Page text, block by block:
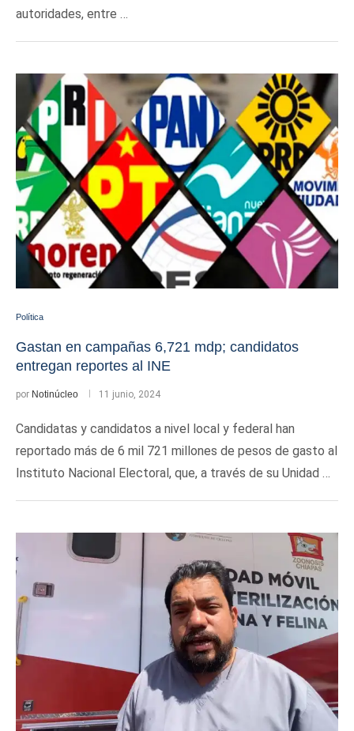
autoridades, entre …
Política
Gastan en campañas 6,721 mdp; candidatos
entregan reportes al INE
por Notinúcleo 11 junio, 2024
Candidatas y candidatos a nivel local y federal han
reportado más de 6 mil 721 millones de pesos de gasto al
Instituto Nacional Electoral, que, a través de su Unidad …